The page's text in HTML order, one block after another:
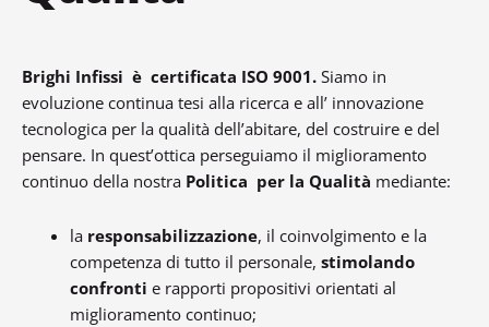
Brighi Infissi è certificata ISO 9001. Siamo in
evoluzione continua tesi alla ricerca e all’ innovazione
tecnologica per la qualità dell’abitare, del costruire e del
pensare. In quest’ottica perseguiamo il miglioramento
continuo della nostra Politica per la Qualità mediante:
la responsabilizzazione, il coinvolgimento e la
competenza di tutto il personale, stimolando
confronti e rapporti propositivi orientati al
miglioramento continuo;